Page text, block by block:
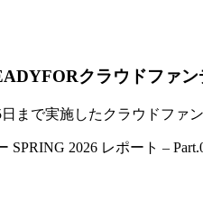
クラウドファ
日まで実施したクラウドフ